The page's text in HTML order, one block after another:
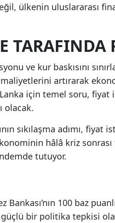
ülkenin uluslararası
TARAFINDA
ve kur baskısını
artırarak
için temel soru, fiyat
olacak.
sıkılaşma adımı, fiyat
hâlâ kriz
tutuyor.
Bankası’nın 100 baz
güçlü bir politika tepkisi